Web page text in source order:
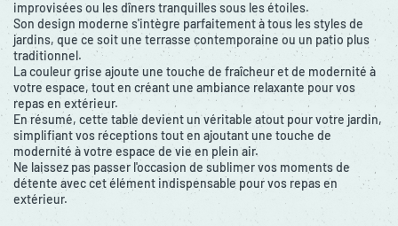
improvisées ou les dîners tranquilles sous les étoiles.
Son design moderne s'intègre parfaitement à tous les styles de
jardins, que ce soit une terrasse contemporaine ou un patio plus
traditionnel.
La couleur grise ajoute une touche de fraîcheur et de modernité à
votre espace, tout en créant une ambiance relaxante pour vos
repas en extérieur.
En résumé, cette table devient un véritable atout pour votre jardin,
simplifiant vos réceptions tout en ajoutant une touche de
modernité à votre espace de vie en plein air.
Ne laissez pas passer l'occasion de sublimer vos moments de
détente avec cet élément indispensable pour vos repas en
extérieur.